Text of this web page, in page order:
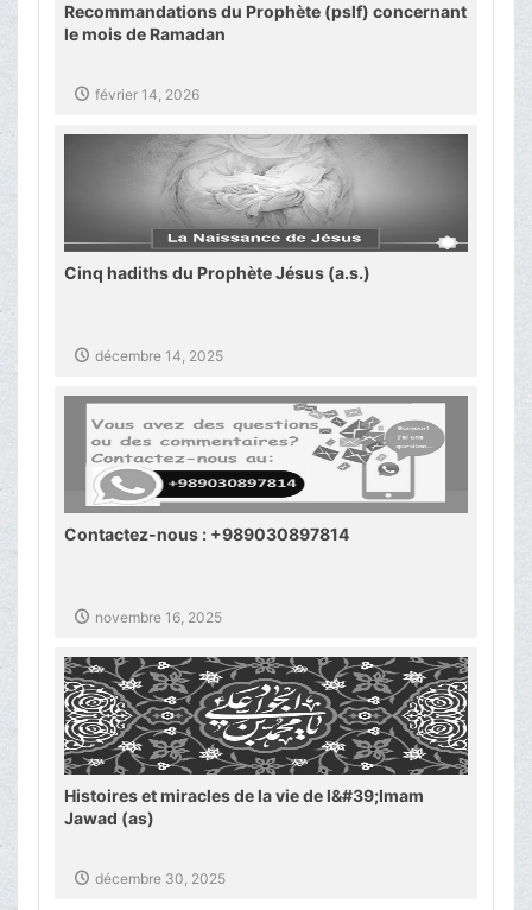
Recommandations du Prophète (pslf) concernant
le mois de Ramadan
février 14, 2026
Cinq hadiths du Prophète Jésus (a.s.)
décembre 14, 2025
Contactez-nous : +989030897814
novembre 16, 2025
Histoires et miracles de la vie de l&#39;Imam
Jawad (as)
décembre 30, 2025